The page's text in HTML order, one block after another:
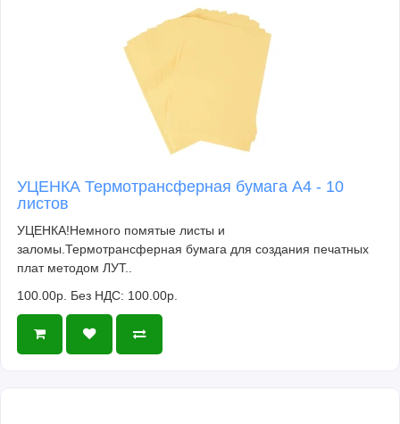
УЦЕНКА Термотрансферная бумага А4 - 10
листов
УЦЕНКА!Немного помятые листы и
заломы.Термотрансферная бумага для создания печатных
плат методом ЛУТ..
100.00р. Без НДС: 100.00р.